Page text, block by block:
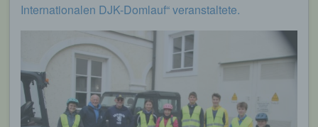
Internationalen DJK-Domlauf“ veranstaltete.